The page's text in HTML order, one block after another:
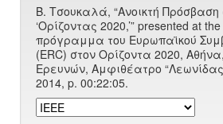
Β. Τσουκαλά, “Ανοικτή
‘Oρίζοντας 2020,’” presented at
πρόγραμμα του Ευρωπαϊκού
(ERC) στον Ορίζοντα 2020,
Ερευνών, Αμφιθέατρο
2014, p. 00:22:05.